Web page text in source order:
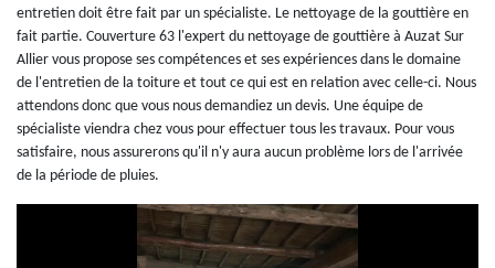
entretien doit être fait par un spécialiste. Le nettoyage de la gouttière en
fait partie. Couverture 63 l'expert du nettoyage de gouttière à Auzat Sur
Allier vous propose ses compétences et ses expériences dans le domaine
de l'entretien de la toiture et tout ce qui est en relation avec celle-ci. Nous
attendons donc que vous nous demandiez un devis. Une équipe de
spécialiste viendra chez vous pour effectuer tous les travaux. Pour vous
satisfaire, nous assurerons qu'il n'y aura aucun problème lors de l'arrivée
de la période de pluies.